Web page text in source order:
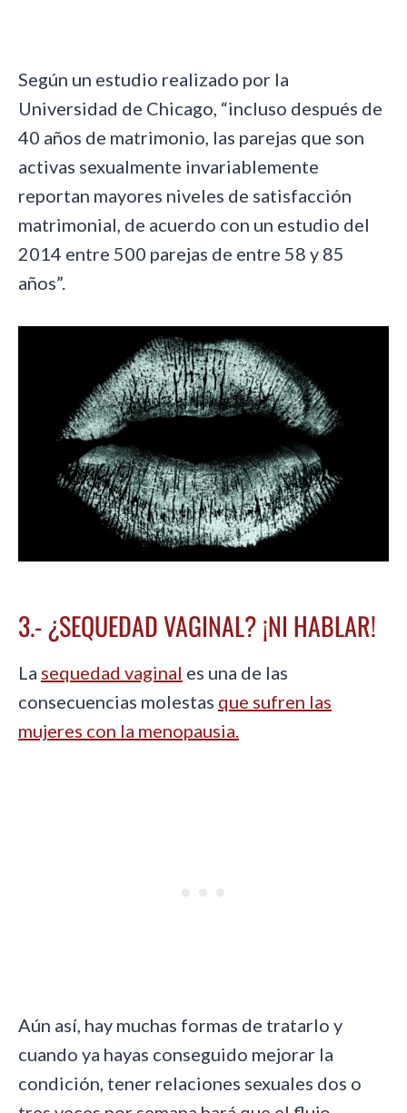
Según un estudio realizado por la
Universidad de Chicago, “incluso después de
40 años de matrimonio, las parejas que son
activas sexualmente invariablemente
reportan mayores niveles de satisfacción
matrimonial, de acuerdo con un estudio del
2014 entre 500 parejas de entre 58 y 85
años”.
3.- ¿SEQUEDAD VAGINAL? ¡NI HABLAR!
La sequedad vaginal es una de las
consecuencias molestas que sufren las
mujeres con la menopausia.
Aún así, hay muchas formas de tratarlo y
cuando ya hayas conseguido mejorar la
condición, tener relaciones sexuales dos o